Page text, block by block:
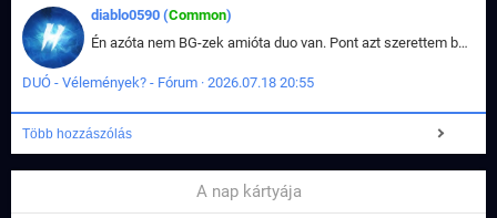
diablo0590 (Common)
Én azóta nem BG-zek amióta duo van. Pont azt szerettem benne, hogy rajtam múlik mi történik, nem pedig a társamon. Kérem vissza a régi BG-t :D
DUÓ - Vélemények? - Fórum · 2026.07.18 20:55
Több hozzászólás
A nap kártyája